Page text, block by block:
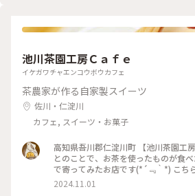
ブル席は、 ご年配様も安心です。 「
カフェ #かき氷
池川茶園工房Ｃａｆｅ
イケガワチャエンコウボウカフェ
茶農家が作る自家製スイーツ
佐川・仁淀川
カフェ, スイーツ・お菓子
高知県吾川郡仁淀川町 【池川茶園工
とのことで、お茶を使ったものが食
で寄ってみたお店です(*´﹃｀*) こち
あるので テラス席からは茶畑や仁淀
す * * * 今回は 『ほうじ茶の茶畑パ
2024.11.01